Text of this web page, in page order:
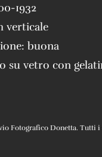
1932
verticale
buona
su vetro con
Fotografico Donetta. Tutti